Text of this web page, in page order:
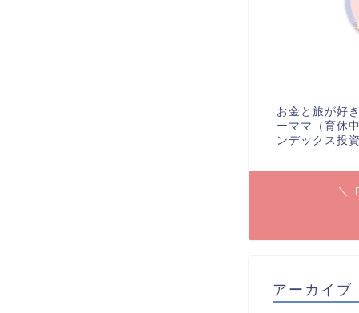
お金と旅が好
ーママ（育休
ンデックス投
＼
アーカイブ